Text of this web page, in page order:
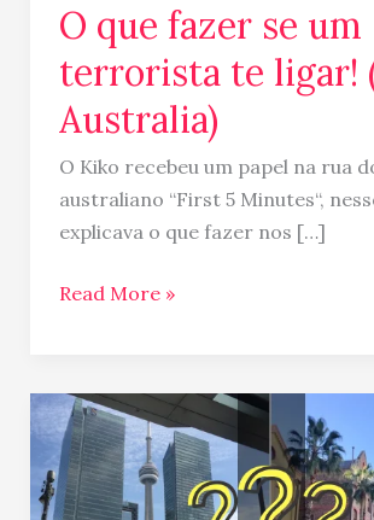
O que fazer se um
terrorista te ligar!
Australia)
O Kiko recebeu um papel na rua
australiano “First 5 Minutes“,
explicava o que fazer nos […]
Read More »
Canadá
ou
Australia???